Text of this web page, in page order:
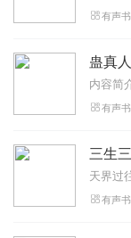
有声书
有声书
有声书